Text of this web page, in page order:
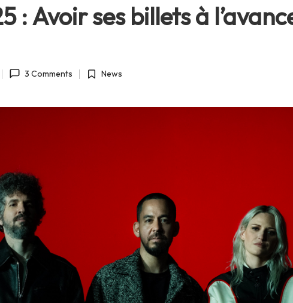
: Avoir ses billets à
3 Comments
Posted
News